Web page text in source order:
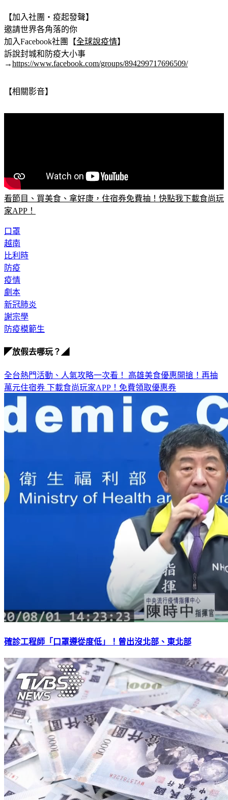
【加入社團‧疫起發聲】
邀請世界各角落的你
加入Facebook社團【全球說疫情】
訴說封城和防疫大小事
→https://www.facebook.com/groups/894299717696509/
【相關影音】
看節目、買美食、拿好康，住宿券免費抽！快點我下載食尚玩
家APP！
口罩
越南
比利時
防疫
疫情
劇本
新冠肺炎
謝宗學
防疫模範生
◤放假去哪玩？◢
全台熱門活動、人氣攻略一次看！ 高雄美食優惠開搶！再抽
萬元住宿券 下載食尚玩家APP！免費領取優惠券
確診工程師「口罩遵從度低」！曾出沒北部、東北部